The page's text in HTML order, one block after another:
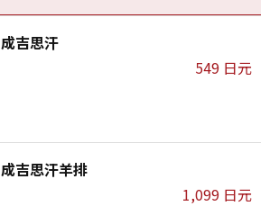
成吉思汗
549 日元
成吉思汗羊排
1,099 日元